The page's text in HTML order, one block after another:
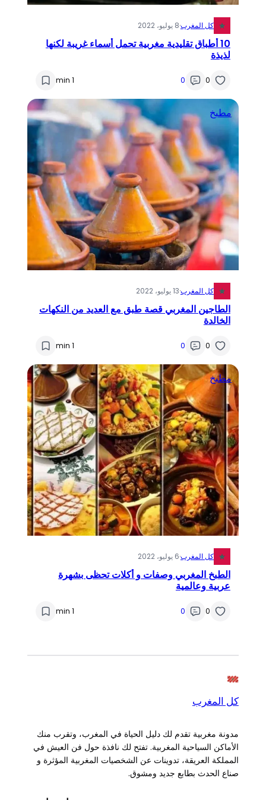
كل المغرب·8 يوليو، 2022
10 أطباق تقليدية مغربية تحمل أسماء غريبة لكنها
لذيذة
0
0
1 min
مطبخ
كل المغرب·13 يوليو، 2022
الطاجين المغربي قصة طبق مع العديد من النكهات
الخالدة
0
0
1 min
مطبخ
كل المغرب·6 يوليو، 2022
الطبخ المغربي وصفات و أكلات تحظى بشهرة
عربية وعالمية
0
0
1 min
كل المغرب
مدونة مغربية تقدم لك دليل الحياة في المغرب، وتقرب منك
الأماكن السياحية المغربية. تفتح لك نافذة حول فن العيش في
المملكة العريقة، تدوينات عن الشخصيات المغربية المؤثرة و
صناع الحدث بطابع جديد ومشوق.